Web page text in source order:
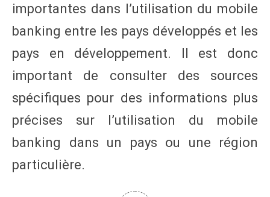
importantes dans l’utilisation du mobile
banking entre les pays développés et les
pays en développement. Il est donc
important de consulter des sources
spécifiques pour des informations plus
précises sur l’utilisation du mobile
banking dans un pays ou une région
particulière.